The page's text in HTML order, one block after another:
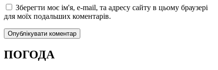
Зберегти моє ім'я, e-mail, та адресу сайту в цьому браузері
для моїх подальших коментарів.
ПОГОДА